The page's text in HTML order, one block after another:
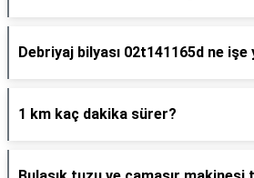
Debriyaj bilyası 02t141165d ne işe
1 km kaç dakika sürer?